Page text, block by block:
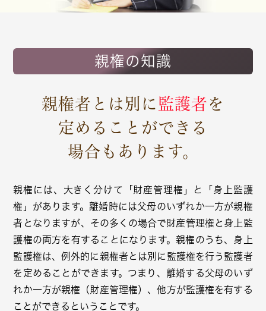
親権の知識
親権者とは別に 監護者 を
定めることができる
場合もあります。
親権には、大きく分けて「財産管理権」と「身上監護
権」があります。離婚時には父母のいずれか一方が親権
者となりますが、その多くの場合で財産管理権と身上監
護権の両方を有することになります。親権のうち、身上
監護権は、例外的に親権者とは別に監護権を行う監護者
を定めることができます。つまり、離婚する父母のいず
れか一方が親権（財産管理権）、他方が監護権を有する
ことができるということです。